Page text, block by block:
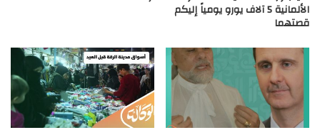
الألمانية 5 آلاف يورو يومياً إليكم
قصتهما